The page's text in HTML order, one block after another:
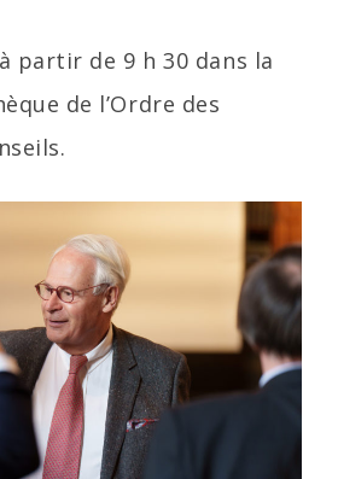
partir de 9 h 30 dans la
de l’Ordre des